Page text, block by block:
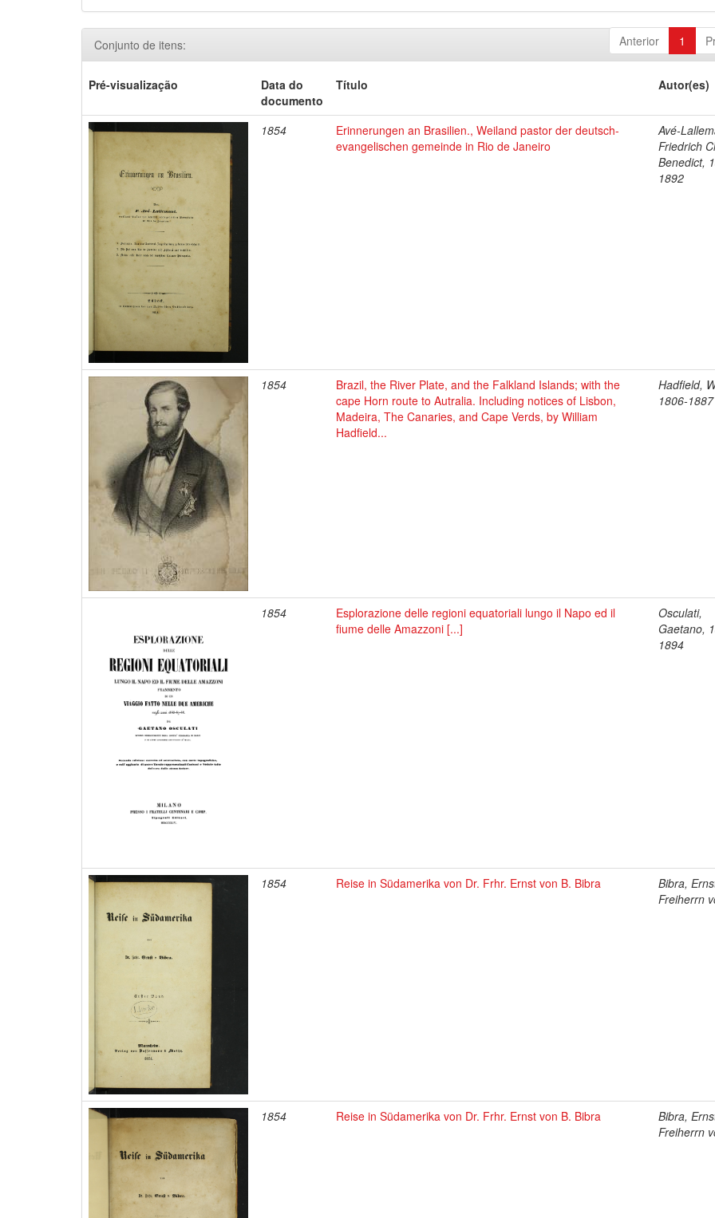
Anterior 1
Conjunto de itens:
Pré-visualização
Data do
documento
Título Autor(es)
1854
Erinnerungen an Brasilien., Weiland pastor der deutsch-
evangelischen gemeinde in Rio de Janeiro
Avé-
Friedrich
Benedict,
1892
1854
Brazil, the River Plate, and the Falkland Islands; with the
cape Horn route to Autralia. Including notices of Lisbon,
Madeira, The Canaries, and Cape Verds, by William
Hadfield...
Hadfield,
1806-1887
1854
Esplorazione delle regioni equatoriali lungo il Napo ed il
fiume delle Amazzoni [...]
Osculati,
Gaetano,
1894
1854 Reise in Südamerika von Dr. Frhr. Ernst von B. Bibra
Bibra,
Freiherrn
1854 Reise in Südamerika von Dr. Frhr. Ernst von B. Bibra
Bibra,
Freiherrn